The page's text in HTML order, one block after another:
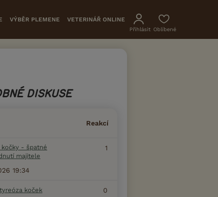
VÝBĚR PLEMENE VETERINÁŘ ONLINE
Přihlásit Oblíbené
DISKUSE
Reakcí
kočky - špatné
majitele
1
19:34
koček
0